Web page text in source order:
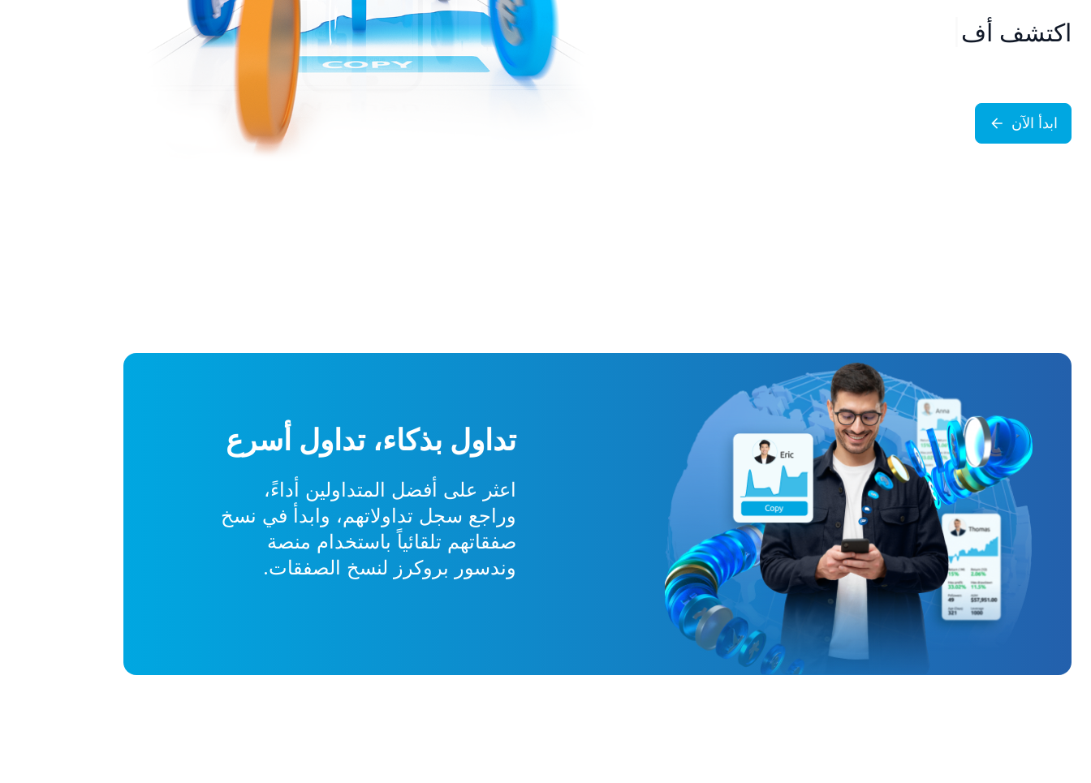
اكتشف أفضل المتداولي
ابدأ الآن
تداول بذكاء، تداول أسرع
اعثر على أفضل المتداولين أداءً،
وراجع سجل تداولاتهم، وابدأ في نسخ
صفقاتهم تلقائياً باستخدام منصة
وندسور بروكرز لنسخ الصفقات.